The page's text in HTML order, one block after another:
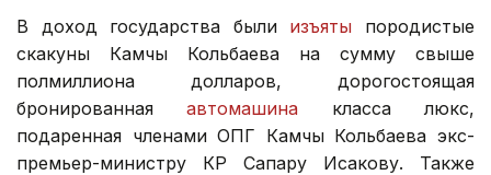
В доход государства были изъяты породистые
скакуны Камчы Кольбаева на сумму свыше
полмиллиона долларов, дорогостоящая
бронированнаяавтомашина класса люкс,
подаренная членами ОПГ Камчы Кольбаева экс-
премьер-министру КР Сапару Исакову. Также